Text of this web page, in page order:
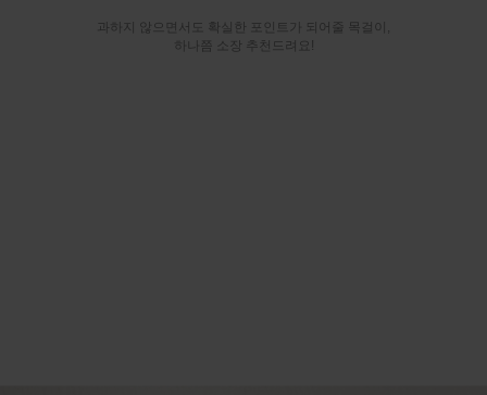
과하지 않으면서도 확실한 포인트가 되어줄 목걸이,
하나쯤 소장 추천드려요!